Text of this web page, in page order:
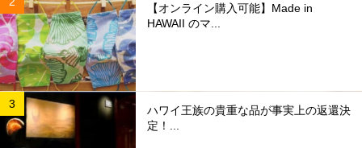
【オンライン購入可能】Made in
HAWAII のマ...
ハワイ王族の貴重な品が事実上の返還決
定！...